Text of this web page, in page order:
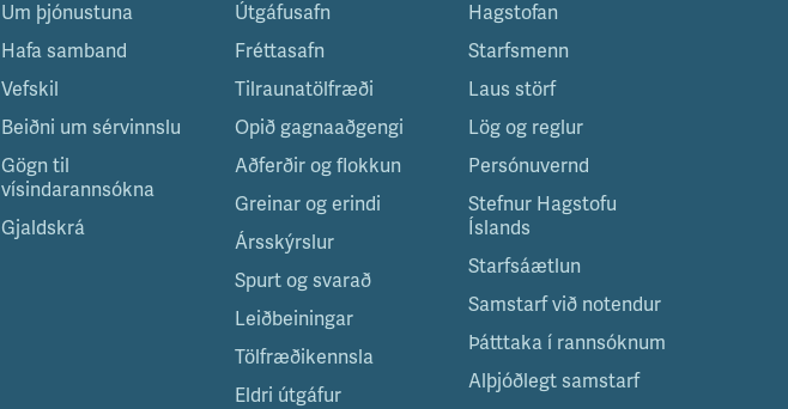
Um þjónustuna
Hafa samband
Vefskil
Beiðni um sérvinnslu
Gögn til
vísindarannsókna
Gjaldskrá
Útgáfusafn
Fréttasafn
Tilraunatölfræði
Opið gagnaaðgengi
Aðferðir og flokkun
Greinar og erindi
Ársskýrslur
Spurt og svarað
Leiðbeiningar
Tölfræðikennsla
Eldri útgáfur
Hagstofan
Starfsmenn
Laus störf
Lög og reglur
Persónuvernd
Stefnur Hagstofu
Íslands
Starfsáætlun
Samstarf við notendur
Þátttaka í rannsóknum
Alþjóðlegt samstarf